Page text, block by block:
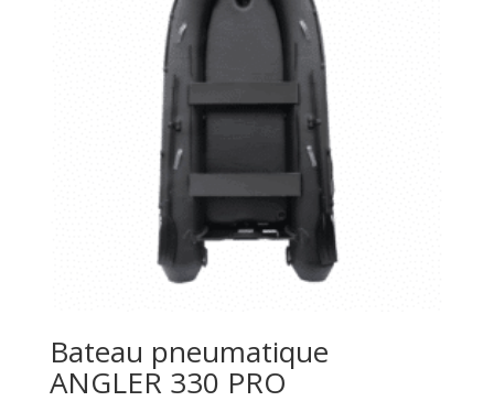
Bateau pneumatique
ANGLER 330 PRO